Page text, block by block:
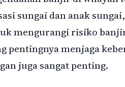
sungai dan anak
mengurangi risiko
pentingnya menjaga
juga sangat penting.